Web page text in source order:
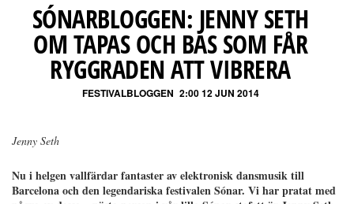
SÓNARBLOGGEN: JENNY SETH
OM TAPAS OCH BAS SOM FÅR
RYGGRADEN ATT VIBRERA
FESTIVALBLOGGEN 2:00 12 JUN 2014
Jenny Seth
Nu i helgen vallfärdar fantaster av elektronisk dansmusik till
Barcelona och den legendariska festivalen Sónar. Vi har pratat med